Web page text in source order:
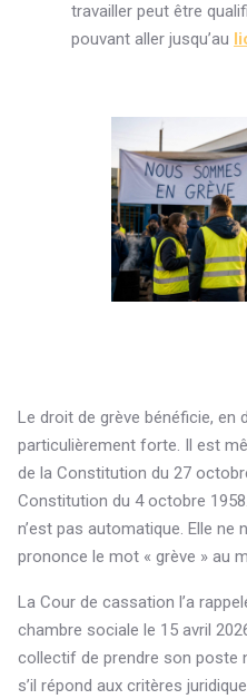
travailler peut être
pouvant aller jusqu’au
Le droit de grève bénéficie, en
particulièrement forte. Il est
de la Constitution du 27
Constitution du 4 octobre
n’est pas automatique. Elle ne
prononce le mot « grève » au
La Cour de cassation l’a
chambre sociale le 15 avril
collectif de prendre son poste
s’il répond aux critères